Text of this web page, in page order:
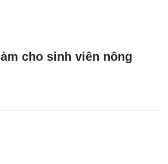
cho sinh viên nông